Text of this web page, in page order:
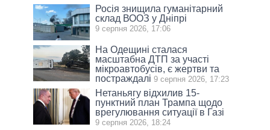
Росія знищила гуманітарний
склад ВООЗ у Дніпрі
9 серпня 2026, 17:06
На Одещині сталася
масштабна ДТП за участі
мікроавтобусів, є жертви та
постраждалі 9 серпня 2026, 17:23
Нетаньягу відхилив 15-
пунктний план Трампа щодо
врегулювання ситуації в Газі
9 серпня 2026, 18:24